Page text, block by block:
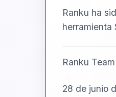
Ranku ha
herramienta
Ranku Team
28 de junio